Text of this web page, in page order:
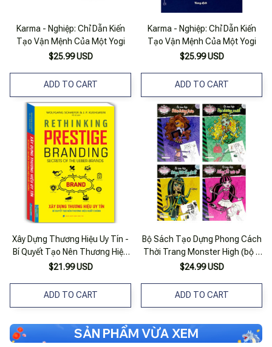
Karma - Nghiệp: Chỉ Dẫn Kiến
Tạo Vận Mệnh Của Một Yogi
$25.99 USD
ADD TO CART
Karma - Nghiệp: Chỉ Dẫn Kiến
Tạo Vận Mệnh Của Một Yogi
$25.99 USD
ADD TO CART
Xây Dựng Thương Hiệu Uy Tín -
Bí Quyết Tạo Nên Thương Hiệu
Xuất Chúng
$21.99 USD
ADD TO CART
Bộ Sách Tạo Dựng Phong Cách
Thời Trang Monster High (bộ 4
Cuốn)
$24.99 USD
ADD TO CART
SẢN PHẨM VỪA XEM